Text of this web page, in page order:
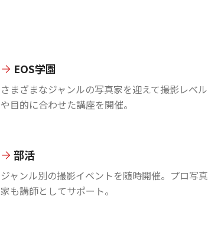
EOS学園
さまざまなジャンルの写真家を迎えて撮影レベル
や目的に合わせた講座を開催。
部活
ジャンル別の撮影イベントを随時開催。プロ写真
家も講師としてサポート。